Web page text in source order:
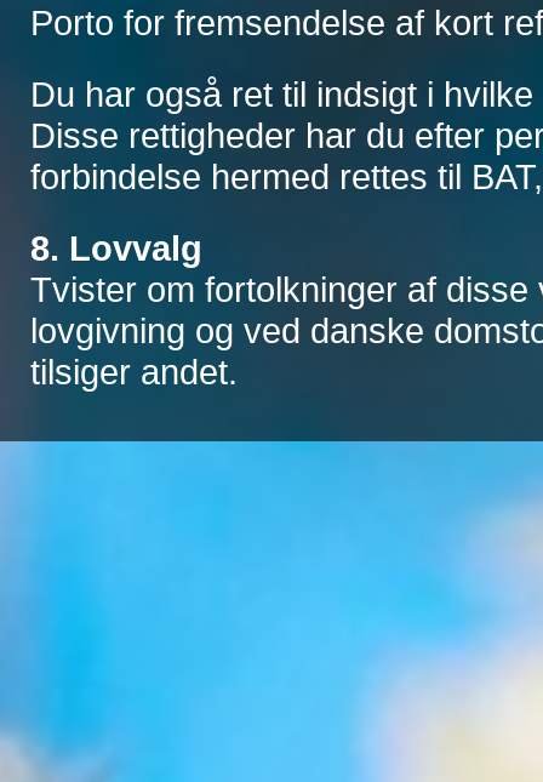
Porto for fremsendelse af kort
Du har også ret til indsigt i
Disse rettigheder har du efter
forbindelse hermed rettes til
8. Lovvalg
Tvister om fortolkninger af
lovgivning og ved danske
tilsiger andet.